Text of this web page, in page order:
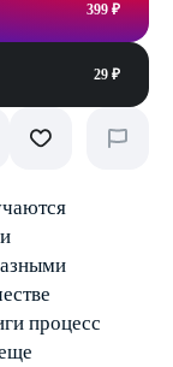
399 ₽
29 ₽
процесс